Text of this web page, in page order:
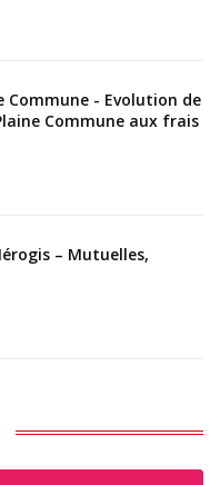
Commune - Evolution de
Commune aux frais
– Mutuelles,